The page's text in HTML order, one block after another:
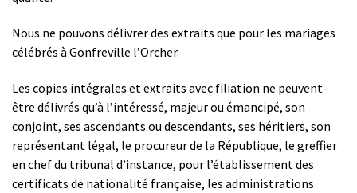
Nous ne pouvons délivrer des extraits que pour les mariages
célébrés à Gonfreville l’Orcher.
Les copies intégrales et extraits avec filiation ne peuvent-
être délivrés qu’à l’intéressé, majeur ou émancipé, son
conjoint, ses ascendants ou descendants, ses héritiers, son
représentant légal, le procureur de la République, le greffier
en chef du tribunal d’instance, pour l’établissement des
certificats de nationalité française, les administrations